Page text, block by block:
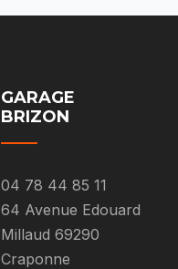
GARAGE
BRIZON
04 78 44 85 11
64 Avenue Edouard
Millaud 69290
Craponne